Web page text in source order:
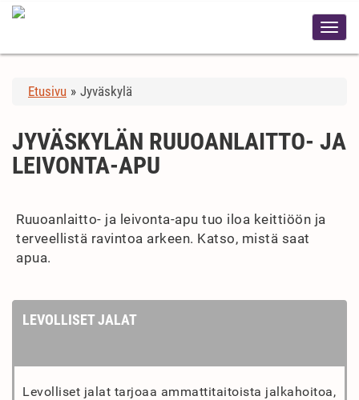
Etusivu » Jyväskylä
JYVÄSKYLÄN RUUOANLAITTO- JA
LEIVONTA-APU
Ruuoanlaitto- ja leivonta-apu tuo iloa keittiöön ja
terveellistä ravintoa arkeen. Katso, mistä saat
apua.
LEVOLLISET JALAT
Levolliset jalat tarjoaa ammattitaitoista jalkahoitoa,